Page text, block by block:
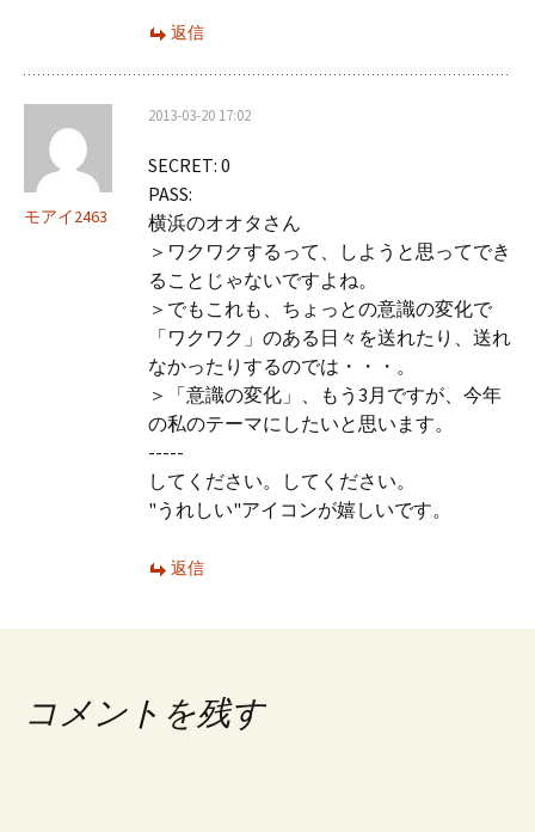
返信
モアイ2463
2013-03-20 17:02
SECRET: 0
PASS:
横浜のオオタさん
＞ワクワクするって、しようと思ってでき
ることじゃないですよね。
＞でもこれも、ちょっとの意識の変化で
「ワクワク」のある日々を送れたり、送れ
なかったりするのでは・・・。
＞「意識の変化」、もう3月ですが、今年
の私のテーマにしたいと思います。
-----
してください。してください。
"うれしい"アイコンが嬉しいです。
返信
コメントを残す